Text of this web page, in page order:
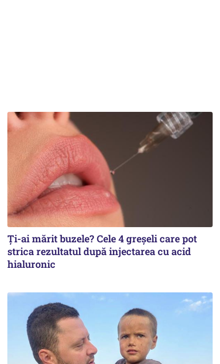
Ți-ai mărit buzele? Cele 4 greșeli care pot
strica rezultatul după injectarea cu acid
hialuronic